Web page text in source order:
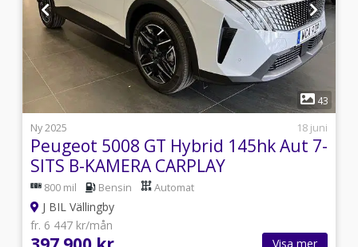
1
43
Ny 2025
18 juni
Peugeot 5008 GT Hybrid 145hk Aut 7-
SITS B-KAMERA CARPLAY
800 mil Bensin Automat
J BIL Vällingby
fr. 6 447 kr/mån
Visa mer